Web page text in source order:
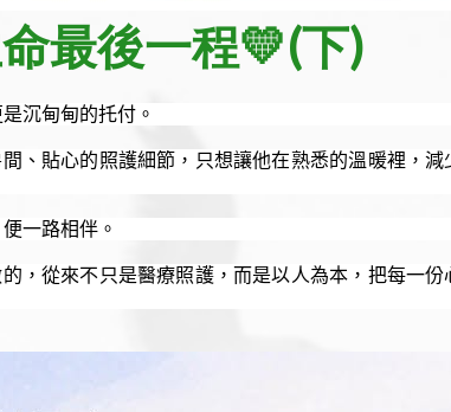
最後一程💛(下)
沉甸甸的托付。
、貼心的照護細節，只想讓他在熟悉的溫暖裡，
一路相伴。
，從來不只是醫療照護，而是以人為本，把每一